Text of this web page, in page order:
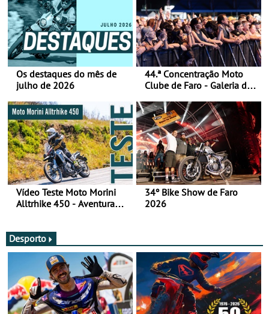
Os destaques do mês de
julho de 2026
44.ª Concentração Moto
Clube de Faro - Galeria de
Vídeo Teste Moto Morini
Alltrhike 450 - Aventura
34º Bike Show de Faro
2026
Desporto